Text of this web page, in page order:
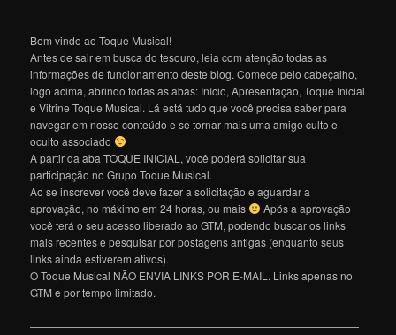
Bem vindo ao Toque Musical!
Antes de sair em busca do tesouro, leia com atenção todas as
informações de funcionamento deste blog. Comece pelo cabeçalho,
logo acima, abrindo todas as abas: Início, Apresentação, Toque Inicial
e Vitrine Toque Musical. Lá está tudo que você precisa saber para
navegar em nosso conteúdo e se tornar mais uma amigo culto e
oculto associado
A partir da aba TOQUE INICIAL, você poderá solicitar sua
participação no Grupo Toque Musical.
Ao se inscrever você deve fazer a solicitação e aguardar a
aprovação, no máximo em 24 horas, ou mais
Após a aprovação
você terá o seu acesso liberado ao GTM, podendo buscar os links
mais recentes e pesquisar por postagens antigas (enquanto seus
links ainda estiverem ativos).
O Toque Musical NÃO ENVIA LINKS POR E-MAIL. Links apenas no
GTM e por tempo limitado.
———————————————————————————————